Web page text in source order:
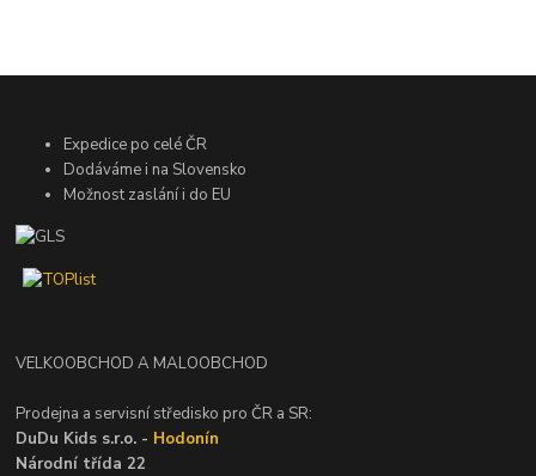
Expedice po celé ČR
Dodáváme i na Slovensko
Možnost zaslání i do EU
VELKOOBCHOD A MALOOBCHOD
Prodejna a servisní středisko pro ČR a SR:
DuDu Kids s.r.o. - Hodonín
Národní třída 22